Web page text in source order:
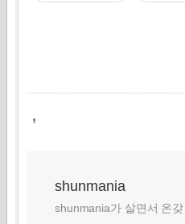
,
shunmania
shunmania가 살면서 온